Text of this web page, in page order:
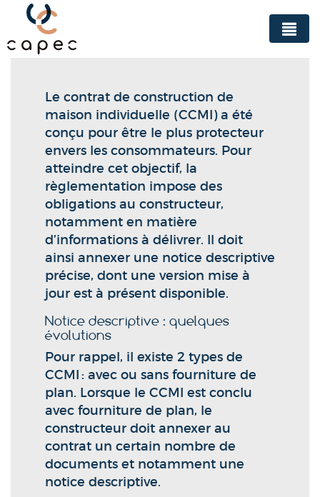
Panneau de gestion des cookies
Le contrat de construction de
maison individuelle (CCMI) a été
conçu pour être le plus protecteur
envers les consommateurs. Pour
atteindre cet objectif, la
règlementation impose des
obligations au constructeur,
notamment en matière
d’informations à délivrer. Il doit
ainsi annexer une notice descriptive
précise, dont une version mise à
jour est à présent disponible.
Notice descriptive : quelques
évolutions
Pour rappel, il existe 2 types de
CCMI : avec ou sans fourniture de
plan. Lorsque le CCMI est conclu
avec fourniture de plan, le
constructeur doit annexer au
contrat un certain nombre de
documents et notamment une
notice descriptive.